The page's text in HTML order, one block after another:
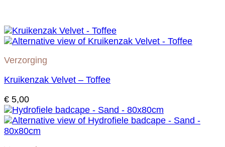
Verzorging
Kruikenzak Velvet – Toffee
€ 5,00